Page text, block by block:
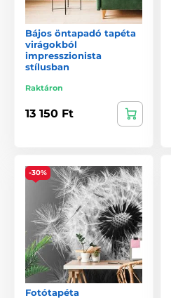
Bájos öntapadó tapéta
virágokból
impresszionista
stílusban
Raktáron
13 150 Ft
-30%
Fotótapéta